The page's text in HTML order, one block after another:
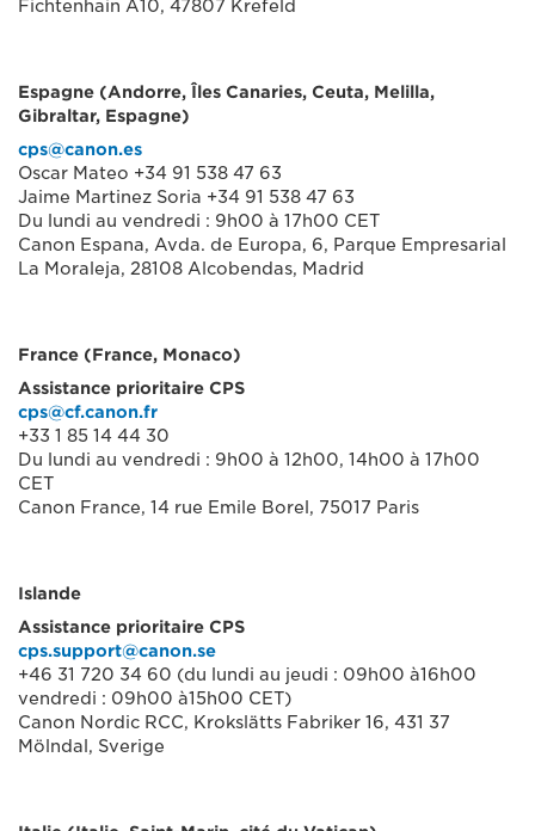
Fichtenhain A10, 47807 Krefeld
Espagne (Andorre, Îles Canaries, Ceuta, Melilla,
Gibraltar, Espagne)
cps@canon.es
Oscar Mateo +34 91 538 47 63
Jaime Martinez Soria +34 91 538 47 63
Du lundi au vendredi : 9h00 à 17h00 CET
Canon Espana, Avda. de Europa, 6, Parque Empresarial
La Moraleja, 28108 Alcobendas, Madrid
France (France, Monaco)
Assistance prioritaire CPS
cps@cf.canon.fr
+33 1 85 14 44 30
Du lundi au vendredi : 9h00 à 12h00, 14h00 à 17h00
CET
Canon France, 14 rue Emile Borel, 75017 Paris
Islande
Assistance prioritaire CPS
cps.support@canon.se
+46 31 720 34 60 (du lundi au jeudi : 09h00 à16h00
vendredi : 09h00 à15h00 CET)
Canon Nordic RCC, Krokslätts Fabriker 16, 431 37
Mölndal, Sverige